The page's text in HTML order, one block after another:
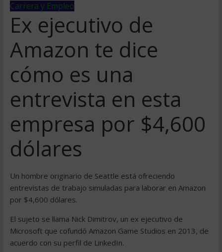
Carrera y Empleo
Ex ejecutivo de
Amazon te dice
cómo es una
entrevista en esta
empresa por $4,600
dólares
Un hombre originario de Seattle está ofreciendo
entrevistas de trabajo simuladas para laborar en Amazon
por $4,600 dólares.
El sujeto se llama Nick Dimitrov, un ex ejecutivo de
Microsoft que cofundó Amazon Game Studios en 2013, de
acuerdo con su perfil de LinkedIn.